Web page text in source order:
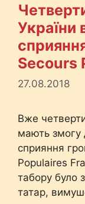
України
Secours
27.08.2018
Вже
мають змогу
сприяння
Populaires
табору було
татар,